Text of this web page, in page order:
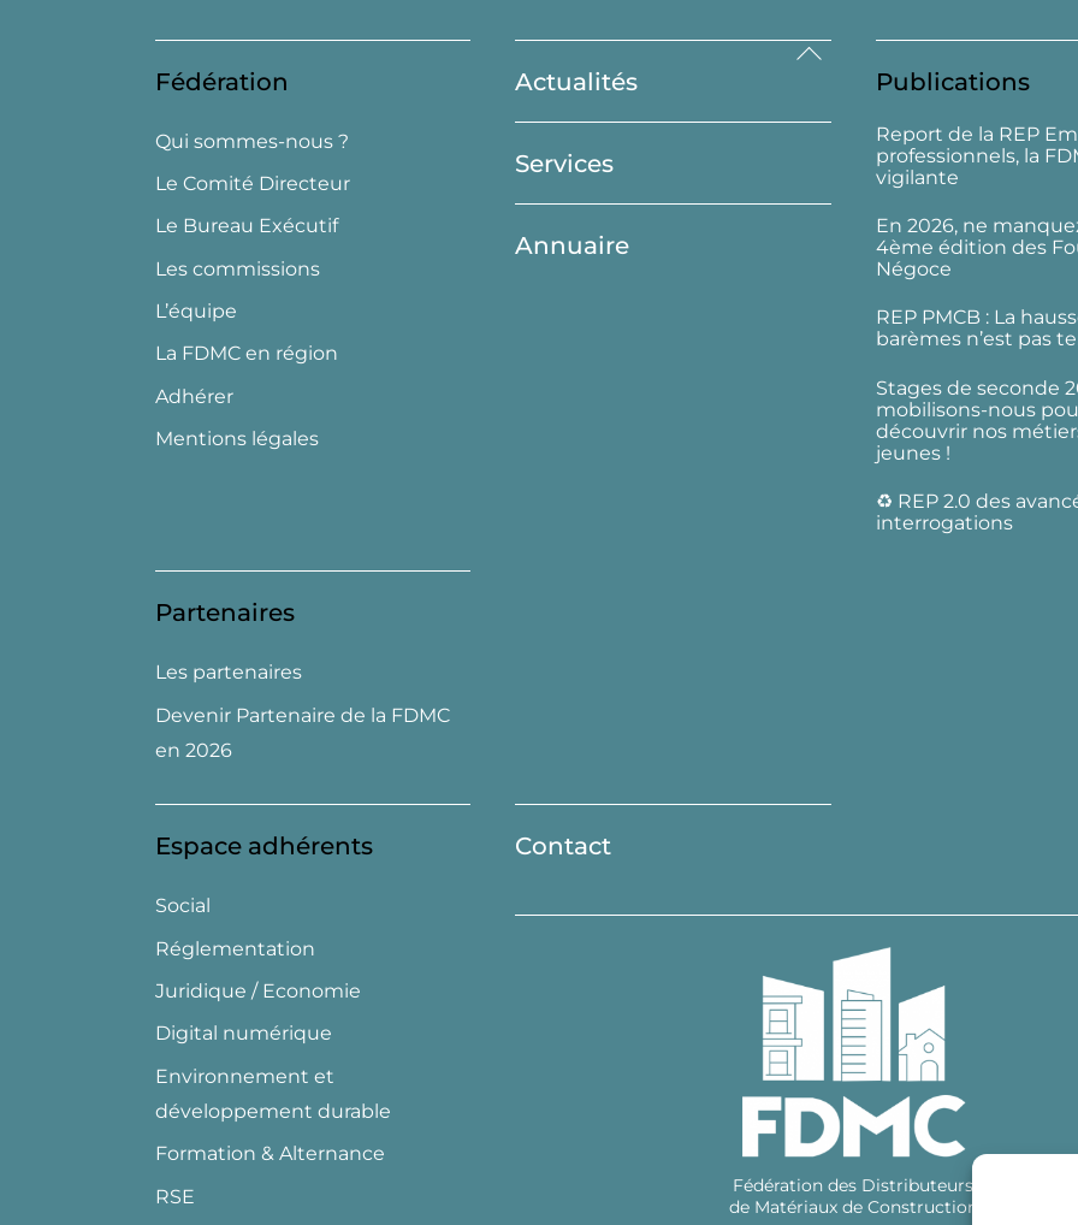
Back
Top
Fédération
Qui sommes-nous ?
Le Comité Directeur
Le Bureau Exécutif
Les commissions
L’équipe
La FDMC en région
Adhérer
Mentions légales
Actualités
Services
Annuaire
Publications
Report de la REP
professionnels, la
vigilante
En 2026, ne
4ème édition des
Négoce
REP PMCB : La
barèmes n’est pas
Stages de seconde
mobilisons-nous
découvrir nos
jeunes !
♻️ REP 2.0 des
interrogations
Partenaires
Les partenaires
Devenir Partenaire de la FDMC
en 2026
Espace adhérents
Social
Réglementation
Juridique / Economie
Digital numérique
Environnement et
développement durable
Formation & Alternance
RSE
Contact
Fédération des Distributeurs
de Matériaux de Construction